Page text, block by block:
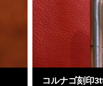
コルナゴ刻印